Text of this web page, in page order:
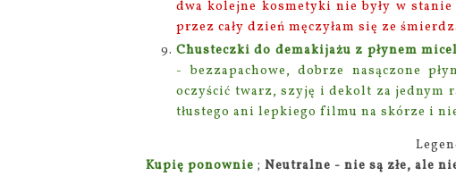
dwa kolejne kosmetyki nie były w
przez cały dzień męczyłam się ze
Chusteczki do demakijażu z płynem
- bezzapachowe, dobrze nasączone
oczyścić twarz, szyję i dekolt za jednym
tłustego ani lepkiego filmu na skórze i
Kupię ponownie ; Neutralne - nie są złe, ale